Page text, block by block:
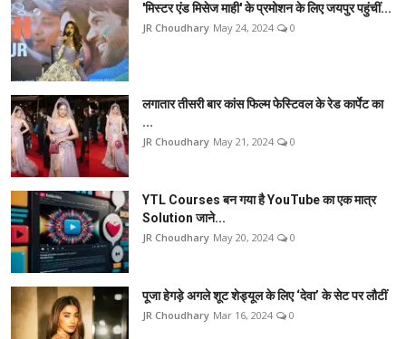
'मिस्टर एंड मिसेज माही' के प्रमोशन के लिए जयपुर पहुंचीं...
JR Choudhary May 24, 2024 0
लगातार तीसरी बार कांस फिल्म फेस्टिवल के रेड कार्पेट का
...
JR Choudhary May 21, 2024 0
YTL Courses बन गया है YouTube का एक मात्र
Solution जाने...
JR Choudhary May 20, 2024 0
पूजा हेगड़े अगले शूट शेड्यूल के लिए ‘देवा’ के सेट पर लौटीं
JR Choudhary Mar 16, 2024 0